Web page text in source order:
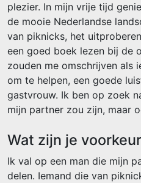
plezier. In mijn vrije tijd
de mooie Nederlandse
van piknicks, het
een goed boek lezen bij de
zouden me omschrijven als
om te helpen, een goede
gastvrouw. Ik ben op zoek
mijn partner zou zijn, maar
Wat zijn je
Ik val op een man die mijn
delen. Iemand die van